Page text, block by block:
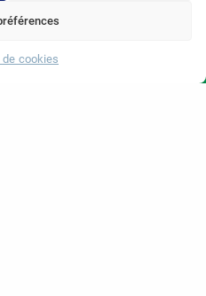
de cookies